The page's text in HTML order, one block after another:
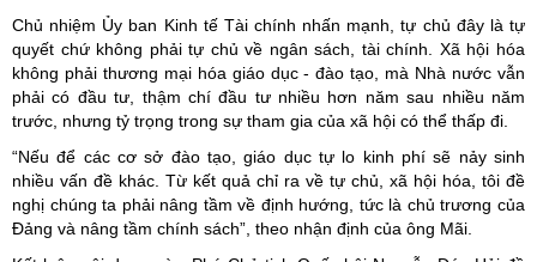
Chủ nhiệm Ủy ban Kinh tế Tài chính nhấn mạnh, tự chủ đây là tự
quyết chứ không phải tự chủ về ngân sách, tài chính. Xã hội hóa
không phải thương mại hóa giáo dục - đào tạo, mà Nhà nước vẫn
phải có đầu tư, thậm chí đầu tư nhiều hơn năm sau nhiều năm
trước, nhưng tỷ trọng trong sự tham gia của xã hội có thể thấp đi.
“Nếu để các cơ sở đào tạo, giáo dục tự lo kinh phí sẽ nảy sinh
nhiều vấn đề khác. Từ kết quả chỉ ra về tự chủ, xã hội hóa, tôi đề
nghị chúng ta phải nâng tầm về định hướng, tức là chủ trương của
Đảng và nâng tầm chính sách”, theo nhận định của ông Mãi.